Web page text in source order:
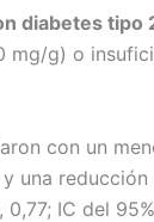
diabetes tipo
mg/g) o
con un
una
IC del